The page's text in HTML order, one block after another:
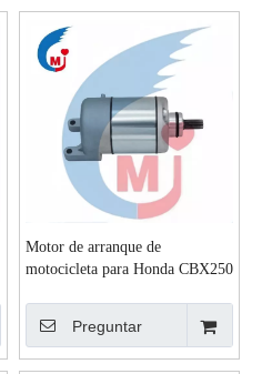
Motor de arranque de
motocicleta para Honda CBX250
Preguntar